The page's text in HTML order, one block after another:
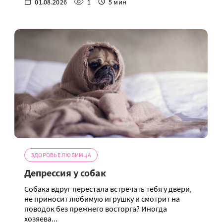
01.08.2026 1 5 мин
ЗДОРОВЬЕ ЛЮБИМЦА
Депрессия у собак
Собака вдруг перестала встречать тебя у двери,
не приносит любимую игрушку и смотрит на
поводок без прежнего восторга? Иногда
хозяева...